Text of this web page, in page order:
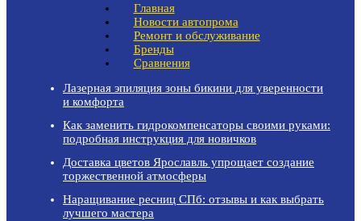
Главная
Новости автопрома
Ремонт и обслуживание
Бренды
Сравнения
Лазерная эпиляция зоны бикини для уверенности
и комфорта
Как заменить гидрокомпенсаторы своими руками:
подробная инструкция для новичков
Доставка цветов Ярославль упрощает создание
торжественной атмосферы
Наращивание ресниц СПб: отзывы и как выбрать
лучшего мастера